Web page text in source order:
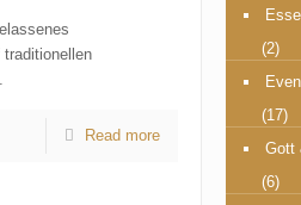
Read more
(2)
(17)
Gott
(6)